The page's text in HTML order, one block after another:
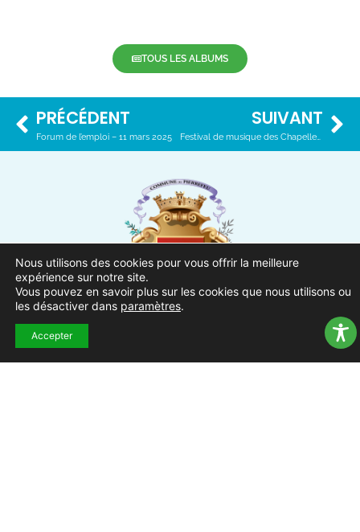
TOUS LES ALBUMS
PRÉCÉDENT
Forum de l’emploi – 11 mars 2025
SUIVANT
Festival de musique des Chapelles – 26 avril 2025 (photos Focale Pierrefeu)
Ville de Pierrefeu-du-Var
1 Place Urbain Sénès
Nous utilisons des cookies pour vous offrir la meilleure
expérience sur notre site.
Vous pouvez en savoir plus sur les cookies que nous utilisons ou
les désactiver dans paramètres.
Accepter